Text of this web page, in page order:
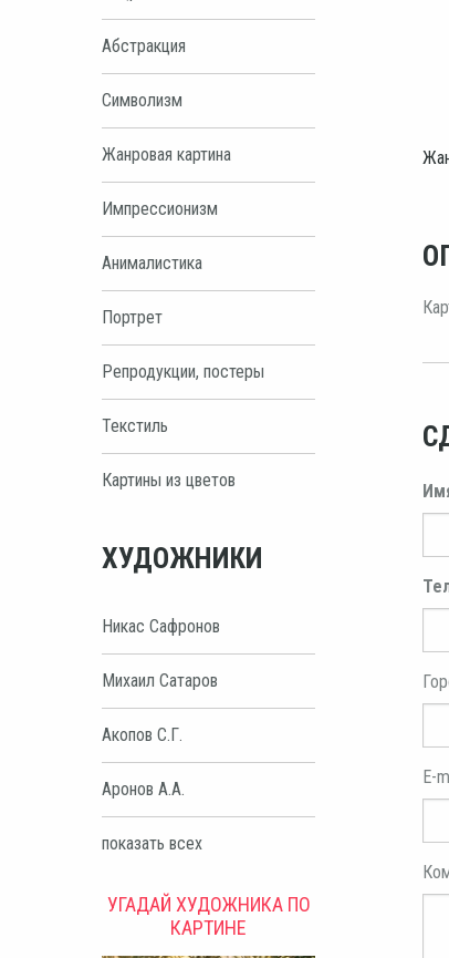
Абстракция
Символизм
Жанровая картина
Импрессионизм
Анималистика
Портрет
Репродукции, постеры
Текстиль
Картины из цветов
ХУДОЖНИКИ
Никас Сафронов
Михаил Сатаров
Акопов С.Г.
Аронов А.А.
показать всех
УГАДАЙ ХУДОЖНИКА ПО
КАРТИНЕ
E-